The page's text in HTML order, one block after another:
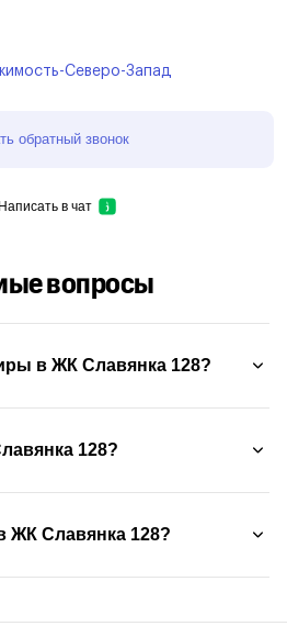
Северо-Запад
обратный звонок
Написать в чат
вопросы
в ЖК Славянка 128?
128?
ЖК Славянка 128?